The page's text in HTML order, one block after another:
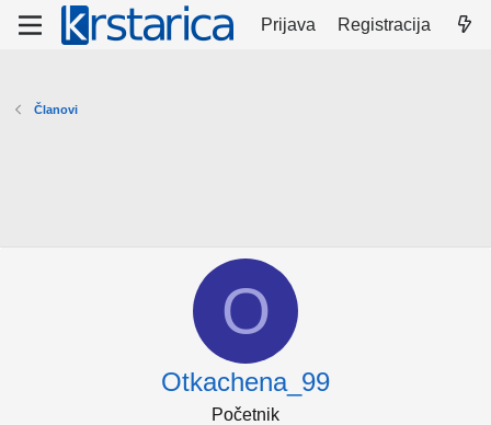
Prijava Registracija
Članovi
O
Otkachena_99
Početnik